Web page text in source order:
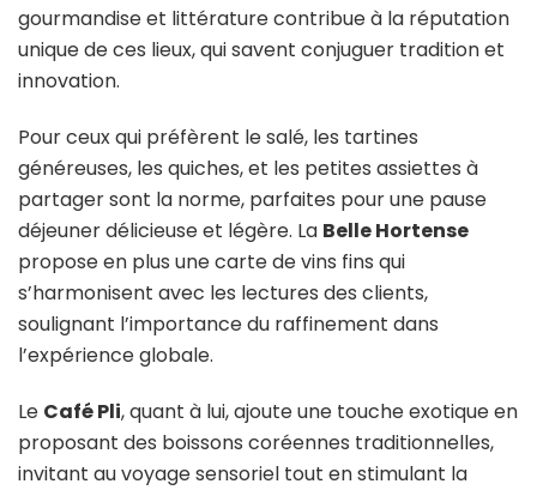
gourmandise et littérature contribue à la réputation
unique de ces lieux, qui savent conjuguer tradition et
innovation.
Pour ceux qui préfèrent le salé, les tartines
généreuses, les quiches, et les petites assiettes à
partager sont la norme, parfaites pour une pause
déjeuner délicieuse et légère. La Belle Hortense
propose en plus une carte de vins fins qui
s’harmonisent avec les lectures des clients,
soulignant l’importance du raffinement dans
l’expérience globale.
Le Café Pli, quant à lui, ajoute une touche exotique en
proposant des boissons coréennes traditionnelles,
invitant au voyage sensoriel tout en stimulant la